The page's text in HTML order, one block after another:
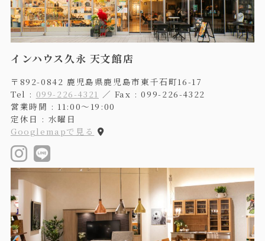
インハウス久永 天文館店
〒892-0842 鹿児島県鹿児島市東千石町16-17
Tel : 099-226-4321 ／ Fax : 099-226-4322
営業時間 : 11:00〜19:00
定休日 : 水曜日
Googlemapで見る